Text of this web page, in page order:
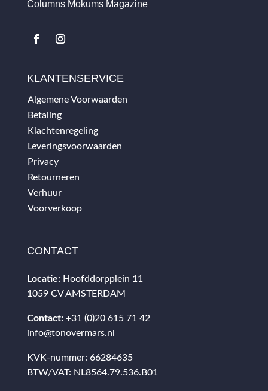
Columns Mokums Magazine
KLANTENSERVICE
Algemene Voorwaarden
Betaling
Klachtenregeling
Leveringsvoorwaarden
Privacy
Retourneren
Verhuur
Voorverkoop
CONTACT
Locatie: Hoofddorpplein 11
1059 CV AMSTERDAM
Contact: +31 (0)20 615 71 42
info@tonovermars.nl
KVK-nummer: 66284635
BTW/VAT: NL8564.79.536.B01